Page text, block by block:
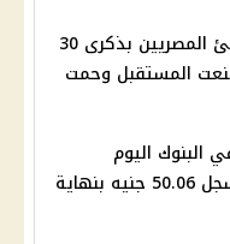
انتصار السيسي تهنئ المصريين بذكرى 30
المستقبل وحمت
البنوك اليوم
والسوق الموازية تسجل 50.06 جنيه بنهاية